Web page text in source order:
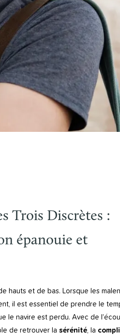
Trois Discrètes :
épanouie et
hauts et de bas. Lorsque les
il est essentiel de prendre le
le navire est perdu. Avec de
de retrouver la sérénité, la